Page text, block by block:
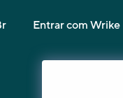
Entrar com Wrike